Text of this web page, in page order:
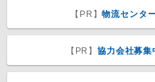
【PR】物流センタ
【PR】協力会社募集